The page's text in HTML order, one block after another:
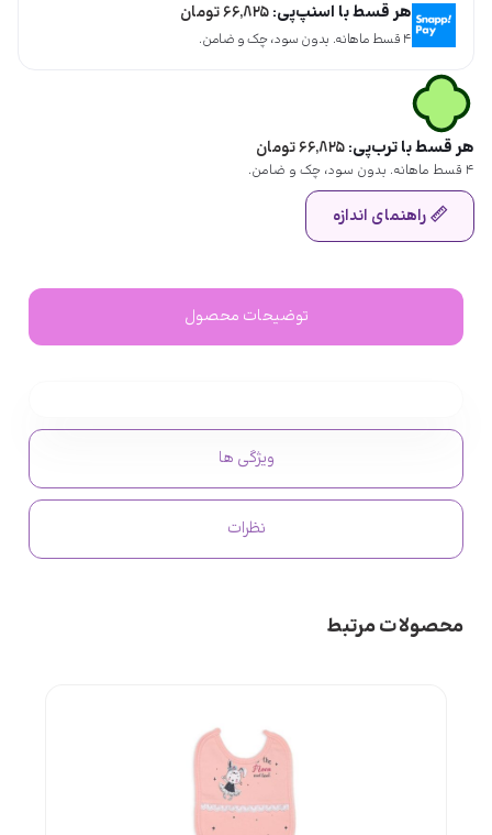
هر قسط با اسنپ‌پی:۶۶,۸۲۵تومان
۴ قسط ماهانه. بدون سود، چک و ضامن.
هر قسط با ترب‌پی:۶۶,۸۲۵تومان
۴ قسط ماهانه. بدون سود، چک و ضامن.
راهنمای اندازه
توضیحات محصول
ویژگی ها
نظرات
محصولات مرتبط